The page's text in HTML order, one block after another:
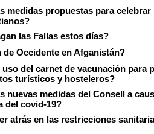
medidas propuestas para celebrar
las Fallas estos días?
Occidente en Afganistán?
del carnet de vacunación para
turísticos y hosteleros?
nuevas medidas del Consell a
del covid-19?
atrás en las restricciones